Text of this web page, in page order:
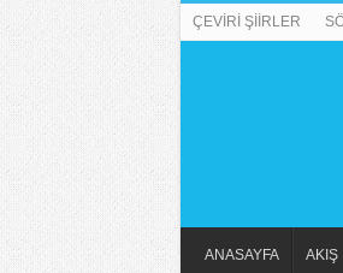
ÇEVİRİ ŞİİRLER
ANASAYFA AKIŞ